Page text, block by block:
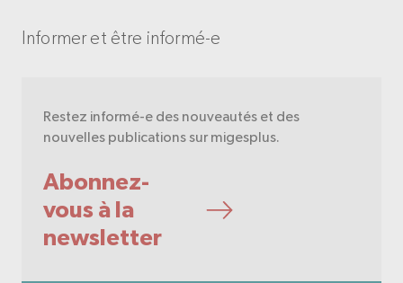
Informer et être informé-e
Restez informé-e des nouveautés et des
nouvelles publications sur migesplus.
Abonnez-
vous à la
newsletter